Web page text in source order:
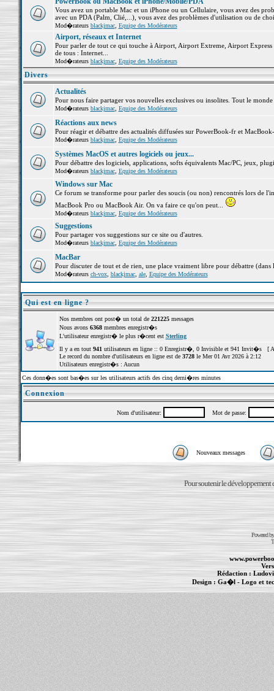
Vous avez un portable Mac et un iPhone ou un Cellulaire, vous avez des
avec un PDA (Palm, Clié,...), vous avez des problèmes d'utilisation ou de
Mod�rateurs blackjmac, Equipe des Modérateurs
Airport, réseaux et Internet
Pour parler de tout ce qui touche à Airport, Airport Extreme, Airport
de tous : Internet...
Mod�rateurs blackjmac, Equipe des Modérateurs
Divers
Actualités
Pour nous faire partager vos nouvelles exclusives ou insolites. Tout le
Mod�rateurs blackjmac, Equipe des Modérateurs
Réactions aux news
Pour réagir et débattre des actualités diffusées sur PowerBook-fr et
Mod�rateurs blackjmac, Equipe des Modérateurs
Systèmes MacOS et autres logiciels ou jeux...
Pour débattre des logiciels, applications, softs équivalents Mac/PC, jeux,
Mod�rateurs blackjmac, Equipe des Modérateurs
Windows sur Mac
Ce forum se transforme pour parler des soucis (ou non) rencontrés lors de
MacBook Pro ou MacBook Air. On va faire ce qu'on peut...
Mod�rateurs blackjmac, Equipe des Modérateurs
Suggestions
Pour partager vos suggestions sur ce site ou d'autres.
Mod�rateurs blackjmac, Equipe des Modérateurs
MacBar
Pour discuter de tout et de rien, une place vraiment libre pour débattre (dans
Mod�rateurs ch-vox, blackjmac, ale, Equipe des Modérateurs
Qui est en ligne ?
Nos membres ont post� un total de 221225messages
Nous avons 6368membres enregistr�s
L'utilisateur enregistr� le plus r�cent est Sterling
Il y a en tout 941 utilisateurs en ligne :: 0 Enregistr�, 0 Invisible et 941 Invit�s [
Le record du nombre d'utilisateurs en ligne est de 3728le Mer 01 Avr 2026 à 2:12
Utilisateurs enregistr�s : Aucun
Ces donn�es sont bas�es sur les utilisateurs actifs des cinq derni�res minutes
Connexion
Nom d'utilisateur: Mot de passe:
Nouveaux messages
Pour soutenir le développement
Powered
Rédaction :
Design : Ga�l- Logo et